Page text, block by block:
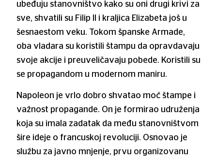
ubeđuju stanovništvo kako su oni drugi krivi za
sve, shvatili su Filip II i kraljica Elizabeta još u
šesnaestom veku. Tokom španske Armade,
oba vladara su koristili štampu da opravdavaju
svoje akcije i preuveličavaju pobede. Koristili su
se propagandom u modernom maniru.
Napoleon je vrlo dobro shvatao moć štampe i
važnost propagande. On je formirao udruženja
koja su imala zadatak da među stanovništvom
šire ideje o francuskoj revoluciji. Osnovao je
službu za javno mnjenje, prvu organizovanu